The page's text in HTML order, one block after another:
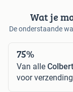
Wat je
De onderstaande
75%
Van alle
voor